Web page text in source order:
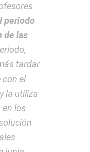
periodo
de las
tardar
con el
la utiliza
los